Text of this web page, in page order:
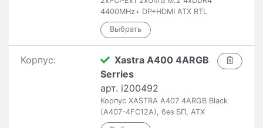
4400MHz+ DP+HDMI ATX RTL
Корпус:
Xastra A400 4ARGB
Serries
арт. i200492
Корпус XASTRA A407 4ARGB Black
(A407-4FC12A), без БП, ATX